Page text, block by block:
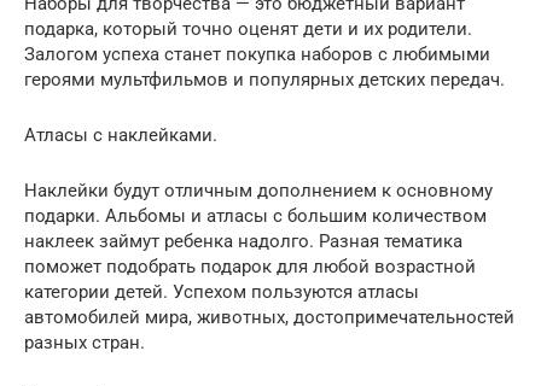
подарка, который точно оценят дети и их родители.
Залогом успеха станет покупка наборов с любимыми
героями мультфильмов и популярных детских передач.
Атласы с наклейками.
Наклейки будут отличным дополнением к основному
подарки. Альбомы и атласы с большим количеством
наклеек займут ребенка надолго. Разная тематика
поможет подобрать подарок для любой возрастной
категории детей. Успехом пользуются атласы
автомобилей мира, животных, достопримечательностей
разных стран.